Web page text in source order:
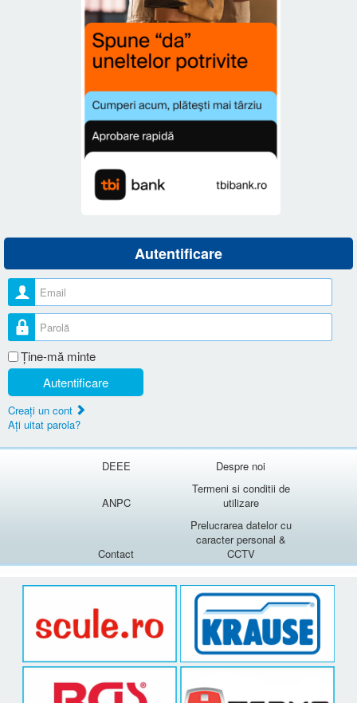
Autentificare
Nume utilizator
Parolă
Ţine-mă minte
Autentificare
Creaţi un cont
Aţi uitat parola?
DEEE Despre noi
ANPC
Termeni si conditii de
utilizare
Contact
Prelucrarea datelor cu
caracter personal &
CCTV